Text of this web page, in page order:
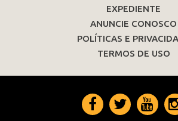
EXPEDIENTE
ANUNCIE CONOSCO
POLÍTICAS E
TERMOS DE USO